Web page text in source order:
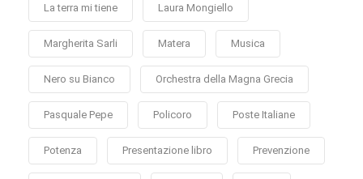
La terra mi tiene Laura Mongiello
Margherita Sarli Matera Musica
Nero su Bianco Orchestra della Magna Grecia
Pasquale Pepe Policoro Poste Italiane
Potenza Presentazione libro Prevenzione